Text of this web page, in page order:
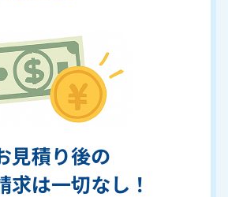
見積り後の
求は一切なし！